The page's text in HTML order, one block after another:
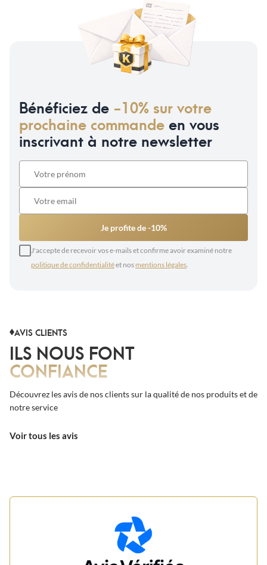
Bénéficiez de -10% sur votre
prochaine commandeen vous
inscrivant à notre newsletter
Je profite de -10%
J'accepte de recevoir vos e-mails et confirme avoir examiné notre
politique de confidentialitéet nos mentions légales.
AVIS CLIENTS
ILS NOUS FONT
CONFIANCE
Découvrez les avis de nos clients sur la qualité de nos produits et de
notre service
Voir tous les avis